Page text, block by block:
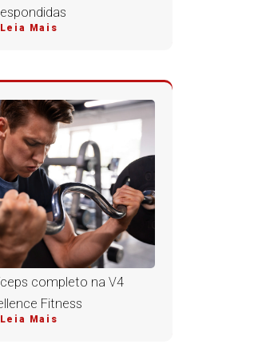
Leia Mais
completo na V4
Fitness
Leia Mais